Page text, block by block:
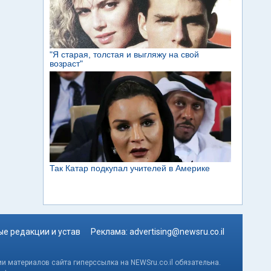
редакции и устав Реклама: advertising@newsru.co.il
сайта гиперссылка на NEWSru.co.il обязательна.